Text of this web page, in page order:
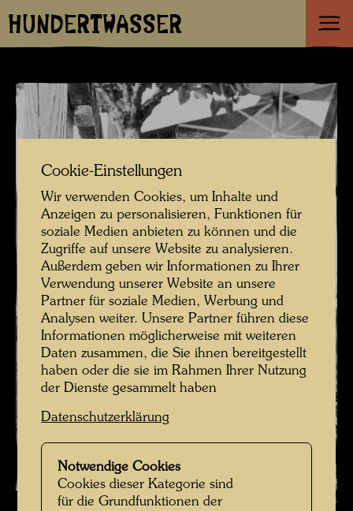
HUNDERTWASSER
Hundertwasser in Italien , Fotograf: Renate Zimmermann © Nachlass
Cookie-Einstellungen
Wir verwenden Cookies, um Inhalte und
Anzeigen zu personalisieren, Funktionen für
soziale Medien anbieten zu können und die
Zugriffe auf unsere Website zu analysieren.
Außerdem geben wir Informationen zu Ihrer
Verwendung unserer Website an unsere
Partner für soziale Medien, Werbung und
Analysen weiter. Unsere Partner führen diese
Informationen möglicherweise mit weiteren
Daten zusammen, die Sie ihnen bereitgestellt
haben oder die sie im Rahmen Ihrer Nutzung
der Dienste gesammelt haben
Datenschutzerklärung
Notwendige Cookies
Cookies dieser Kategorie sind
für die Grundfunktionen der